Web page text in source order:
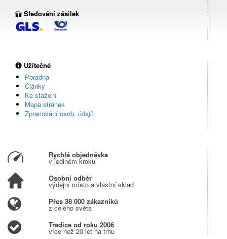
Sledování zásilek
Užitečné
Poradna
Články
Ke stažení
Mapa stránek
Zpracování osob. údajů
Rychlá objednávka
v jediném kroku
Osobní odběr
výdejní místo a vlastní sklad
Přes 38 000 zákazníků
z celého světa
Tradice od roku 2006
více než 20 let na trhu